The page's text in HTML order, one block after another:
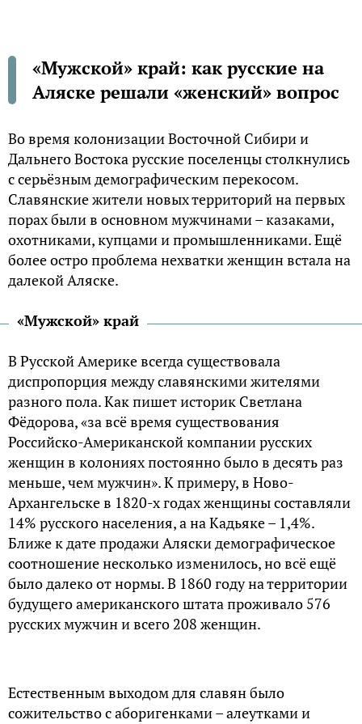
«Мужской» край: как русские на
Аляске решали «женский» вопрос
Во время колонизации Восточной Сибири и
Дальнего Востока русские поселенцы столкнулись
с серьёзным демографическим перекосом.
Славянские жители новых территорий на первых
порах были в основном мужчинами – казаками,
охотниками, купцами и промышленниками. Ещё
более остро проблема нехватки женщин встала на
далекой Аляске.
«Мужской» край
В Русской Америке всегда существовала
диспропорция между славянскими жителями
разного пола. Как пишет историк Светлана
Фёдорова, «за всё время существования
Российско-Американской компании русских
женщин в колониях постоянно было в десять раз
меньше, чем мужчин». К примеру, в Ново-
Архангельске в 1820-х годах женщины составляли
14% русского населения, а на Кадьяке – 1,4%.
Ближе к дате продажи Аляски демографическое
соотношение несколько изменилось, но всё ещё
было далеко от нормы. В 1860 году на территории
будущего американского штата проживало 576
русских мужчин и всего 208 женщин.
Естественным выходом для славян было
сожительство с аборигенками – алеутками и